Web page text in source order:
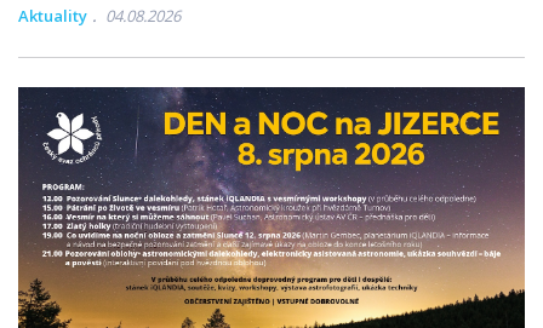
Aktuality 04.08.2026